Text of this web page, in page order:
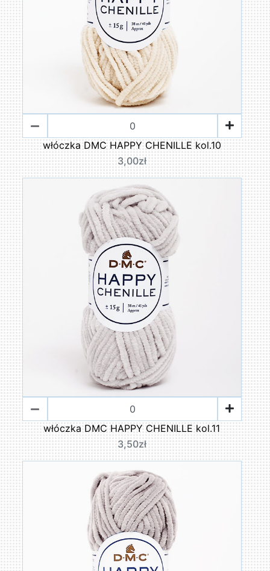
włóczka DMC HAPPY CHENILLE kol.10
3,00zł
włóczka DMC HAPPY CHENILLE kol.11
3,50zł